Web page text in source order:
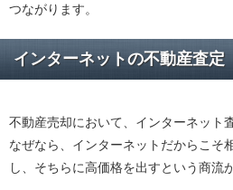
つながります。
インターネットの不動産査定
不動産売却において、インターネット
なぜなら、インターネットだからこそ
し、そちらに高価格を出すという商流